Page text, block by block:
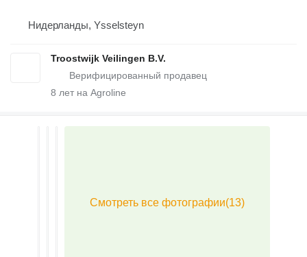
Нидерланды, Ysselsteyn
Troostwijk Veilingen B.V.
8 лет на Agroline